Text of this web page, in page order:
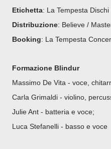
Etichetta: La Tempesta Dischi
Distribuzione: Believe /
Booking: La Tempesta
Formazione Blindur
Massimo De Vita - voce,
Carla Grimaldi - violino,
Julie Ant - batteria e voce;
Luca Stefanelli - basso e voce